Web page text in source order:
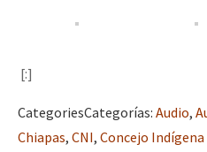
[:]
CategoriesCategorías: Audio,
Chiapas, CNI, Concejo